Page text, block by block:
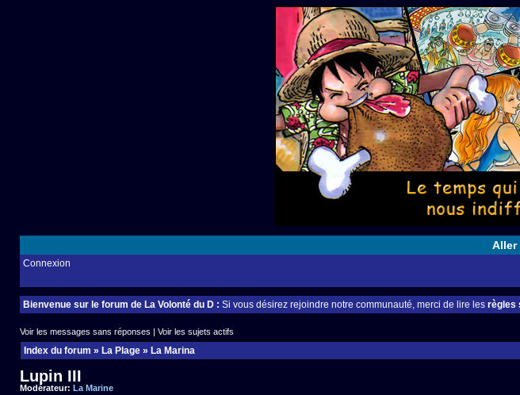
Aller
Connexion
Bienvenue sur le forum de La Volonté du D : Si vous désirez rejoindre notre communauté, merci de lire les règles
Voir les messages sans réponses | Voir les sujets actifs
Index du forum » La Plage » La Marina
Lupin III
Modérateur: La Marine